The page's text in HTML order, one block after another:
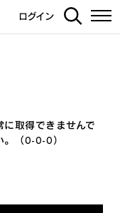
ログイン
取得できませんで
。（0-0-0）